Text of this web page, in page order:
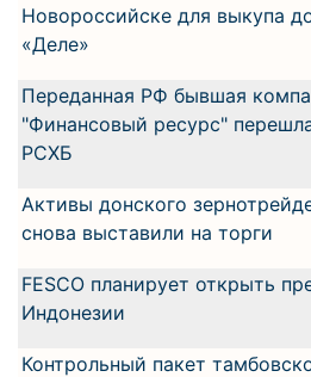
Новороссийске для выкупа
«Деле»
Переданная РФ бывшая
"Финансовый ресурс"
РСХБ
Активы донского
снова выставили на торги
FESCO планирует открыть
Индонезии
Контрольный пакет